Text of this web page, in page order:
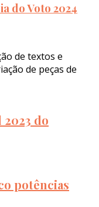
do Voto 2024
de textos e
de peças de
do
potências